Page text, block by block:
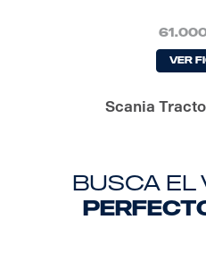
Scania
Ver
busca el